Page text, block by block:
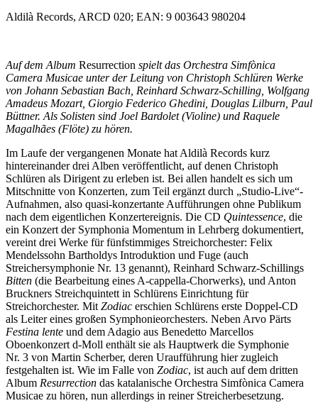
Aldilà Records, ARCD 020; EAN: 9 003643 980204
Auf dem Album Resurrection spielt das Orchestra Simfònica
Camera Musicae unter der Leitung von Christoph Schlüren Werke
von Johann Sebastian Bach, Reinhard Schwarz-Schilling, Wolfgang
Amadeus Mozart, Giorgio Federico Ghedini, Douglas Lilburn, Paul
Büttner. Als Solisten sind Joel Bardolet (Violine) und Raquele
Magalhães (Flöte) zu hören.
Im Laufe der vergangenen Monate hat Aldilà Records kurz
hintereinander drei Alben veröffentlicht, auf denen Christoph
Schlüren als Dirigent zu erleben ist. Bei allen handelt es sich um
Mitschnitte von Konzerten, zum Teil ergänzt durch „Studio-Live“-
Aufnahmen, also quasi-konzertante Aufführungen ohne Publikum
nach dem eigentlichen Konzertereignis. Die CD Quintessence, die
ein Konzert der Symphonia Momentum in Lehrberg dokumentiert,
vereint drei Werke für fünfstimmiges Streichorchester: Felix
Mendelssohn Bartholdys Introduktion und Fuge (auch
Streichersymphonie Nr. 13 genannt), Reinhard Schwarz-Schillings
Bitten (die Bearbeitung eines A-cappella-Chorwerks), und Anton
Bruckners Streichquintett in Schlürens Einrichtung für
Streichorchester. Mit Zodiac erschien Schlürens erste Doppel-CD
als Leiter eines großen Symphonieorchesters. Neben Arvo Pärts
Festina lente und dem Adagio aus Benedetto Marcellos
Oboenkonzert d-Moll enthält sie als Hauptwerk die Symphonie
Nr. 3 von Martin Scherber, deren Uraufführung hier zugleich
festgehalten ist. Wie im Falle von Zodiac, ist auch auf dem dritten
Album Resurrection das katalanische Orchestra Simfònica Camera
Musicae zu hören, nun allerdings in reiner Streicherbesetzung.